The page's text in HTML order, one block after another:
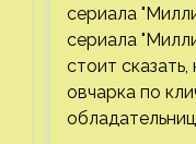
сериала
сериала
стоит
овчарка по